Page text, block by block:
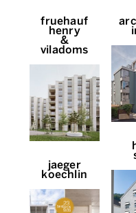
fruehauf
henry
&
viladoms
jaeger
koechlin